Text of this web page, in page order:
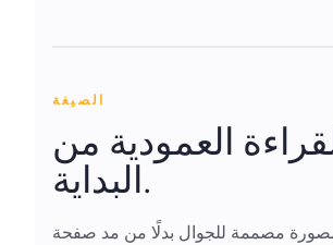
الصيغة
العمودية من
البداية.
مصممة للجوال بدلًا من مد صفحة